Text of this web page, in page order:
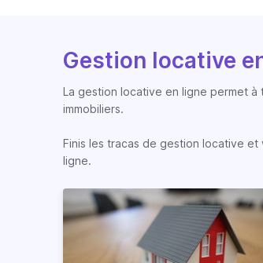
Gestion locative
La gestion locative en ligne permet
immobiliers.
Finis les tracas de gestion locative
ligne.